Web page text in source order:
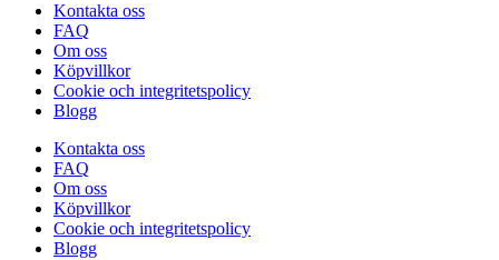
Kontakta oss
FAQ
Om oss
Köpvillkor
Cookie och integritetspolicy
Blogg
Kontakta oss
FAQ
Om oss
Köpvillkor
Cookie och integritetspolicy
Blogg